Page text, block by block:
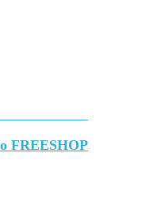
FREESHOP